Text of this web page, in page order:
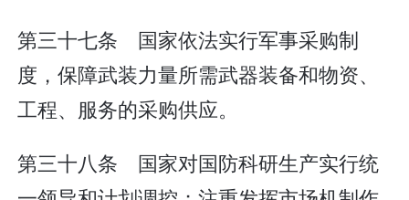
第三十七条 国家依法实行军事采购制
度，保障武装力量所需武器装备和物资、
工程、服务的采购供应。
第三十八条 国家对国防科研生产实行统